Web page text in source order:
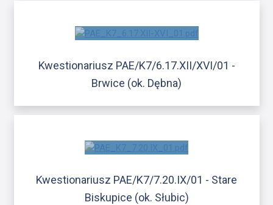
Kwestionariusz PAE/K7/6.17.XII/XVI/01 -
Brwice (ok. Dębna)
Kwestionariusz PAE/K7/7.20.IX/01 - Stare
Biskupice (ok. Słubic)